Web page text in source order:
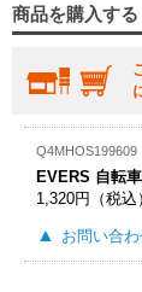
商品を購入す
Q4MHOS199609
EVERS 自転
1,320円（税込
お問い合